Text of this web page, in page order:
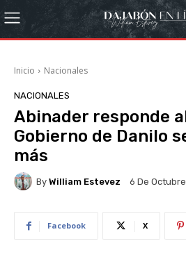
Inicio Nacionales
NACIONALES
Abinader responde
Gobierno de Danilo
más
By William Estevez 6 De
Facebook X